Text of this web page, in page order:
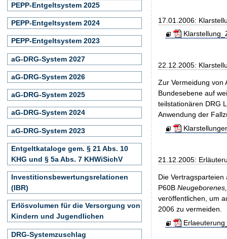
17.01.2006:
22.12.2005:
Zur Vermeidung von
Bundesebene auf
teilstationären DRG
Anwendung der
21.12.2005:
Die
P60B
veröffentlichen, um
2006 zu vermeiden.
PEPP-Entgeltsystem 2025
PEPP-Entgeltsystem 2024
PEPP-Entgeltsystem 2023
aG-DRG-System 2027
aG-DRG-System 2026
aG-DRG-System 2025
aG-DRG-System 2024
aG-DRG-System 2023
Entgeltkataloge gem. § 21 Abs. 10
KHG und § 5a Abs. 7 KHWiSichV
Investitionsbewertungsrelationen
(IBR)
Erlösvolumen für die Versorgung von
Kindern und Jugendlichen
DRG-Systemzuschlag